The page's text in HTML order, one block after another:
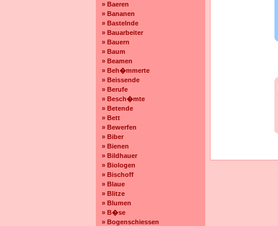
» Baeren
» Bananen
» Bastelnde
» Bauarbeiter
» Bauern
» Baum
» Beamen
» Beh�mmerte
» Beissende
» Berufe
» Besch�mte
» Betende
» Bett
» Bewerfen
» Biber
» Bienen
» Bildhauer
» Biologen
» Bischoff
» Blaue
» Blitze
» Blumen
» B�se
» Bogenschiessen